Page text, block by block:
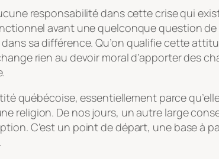
responsabilité dans cette crise qui
avant une quelconque question de
sa différence. Qu’on qualifie cette
rien au devoir moral d’apporter des
québécoise, essentiellement parce
religion. De nos jours, un autre large
C’est un point de départ, une base